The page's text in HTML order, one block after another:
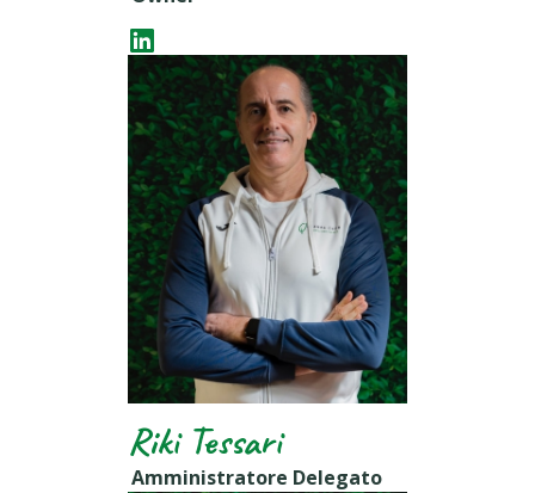
Riki Tessari
Amministratore Delegato